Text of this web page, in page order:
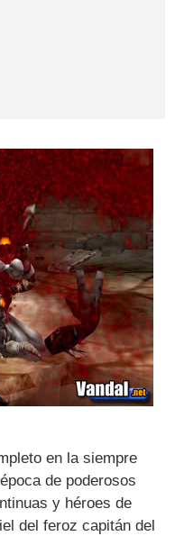
en la siempre
de poderosos
y héroes de
del feroz capitán del